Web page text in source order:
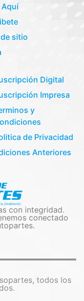
Aquí
sitio
Digital
Impresa
y
de Privacidad
Anteriores
con integridad.
conectado
todos los